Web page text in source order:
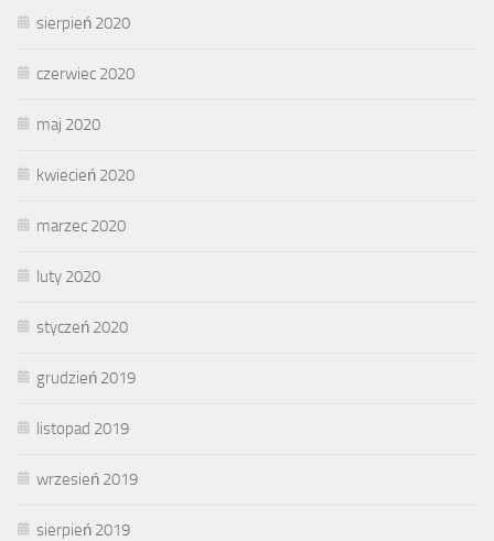
sierpień 2020
czerwiec 2020
maj 2020
kwiecień 2020
marzec 2020
luty 2020
styczeń 2020
grudzień 2019
listopad 2019
wrzesień 2019
sierpień 2019